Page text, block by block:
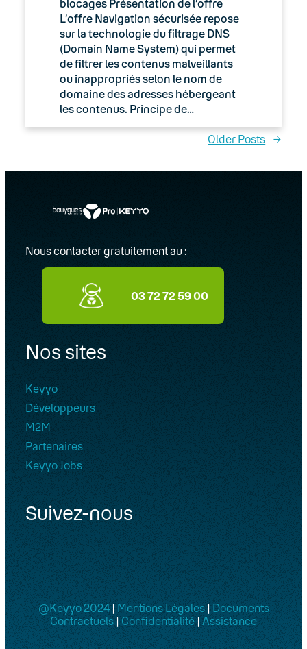
blocages Présentation de l’offre
L’offre Navigation sécurisée repose
sur la technologie du filtrage DNS
(Domain Name System) qui permet
de filtrer les contenus malveillants
ou inappropriés selon le nom de
domaine des adresses hébergeant
les contenus. Principe de…
Older Posts →
Nous contacter gratuitement au :
03 72 72 59 00
Nos sites
Keyyo
Développeurs
M2M
Partenaires
Keyyo Jobs
Suivez-nous
@Keyyo 2024| Mentions Légales|Documents
Contractuels|Confidentialité|Assistance